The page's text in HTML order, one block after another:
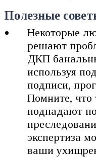
Полезные
Некоторые
решают
ДКП
используя
подписи,
Помните, что
подпадают
экспертиза
ваши